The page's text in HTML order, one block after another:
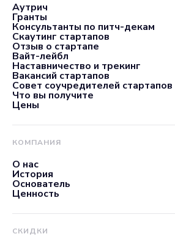
Аутрич
Гранты
Консультанты по питч-декам
Скаутинг стартапов
Отзыв о стартапе
Вайт-лейбл
Наставничество и трекинг
Вакансий стартапов
Совет соучредителей стартапов
Что вы получите
Цены
КОМПАНИЯ
О нас
История
Основатель
Ценность
СКИДКИ